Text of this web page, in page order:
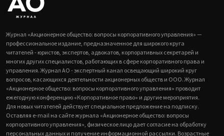
Журнал «Акционерное общество: вопросы корпоративного управления» —
профессиональное издание, предназначенное для широкого круга
читателей - юристов, экспертов, адвокатов, корпоративных секретарей и
многих других специалистов, работающих в сфере корпоративного права и
управления. Журнал АО - экспертный канал освещающий широкий круг
вопросов, касающихся деятельности акционерных обществ и ООО. Журнал
«Акционерное общество: вопросы корпоративного управления» проводит
ежегодную конференцию «Корпоративное право» и другие мероприятия.
Для новых читателей действует специальное предложение на подписку.
Оставляя e-mail на сайте журнала «Акционерное общество: вопросы
корпоративного управления», физическое лицо дает согласие на обработку
персональных данных и получение информационной рассылки. Возрастные